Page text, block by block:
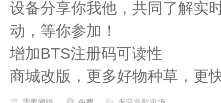
设备分享你我他，共同了解实
动，等你参加！
增加BTS注册码可读性
商城改版，更多好物种草，更